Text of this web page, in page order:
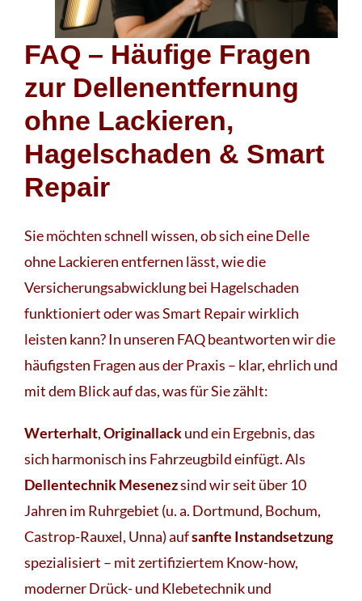
FAQ – Häufige Fragen
zur Dellenentfernung
ohne Lackieren,
Hagelschaden & Smart
Repair
Sie möchten schnell wissen, ob sich eine Delle
ohne Lackieren entfernen lässt, wie die
Versicherungsabwicklung bei Hagelschaden
funktioniert oder was Smart Repair wirklich
leisten kann? In unseren FAQ beantworten wir die
häufigsten Fragen aus der Praxis – klar, ehrlich und
mit dem Blick auf das, was für Sie zählt:
Werterhalt,Originallackund ein Ergebnis, das
sich harmonisch ins Fahrzeugbild einfügt. Als
Dellentechnik Mesenezsind wir seit über 10
Jahren im Ruhrgebiet (u. a. Dortmund, Bochum,
Castrop-Rauxel, Unna) aufsanfte Instandsetzung
spezialisiert – mit zertifiziertem Know-how,
moderner Drück- und Klebetechnik und